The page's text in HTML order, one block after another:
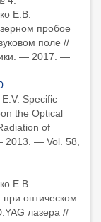
Е.В.
пробое
поле //
— 2017. —
Specific
the Optical
of
2013. — Vol. 58,
Е.В.
при оптическом
лазера //